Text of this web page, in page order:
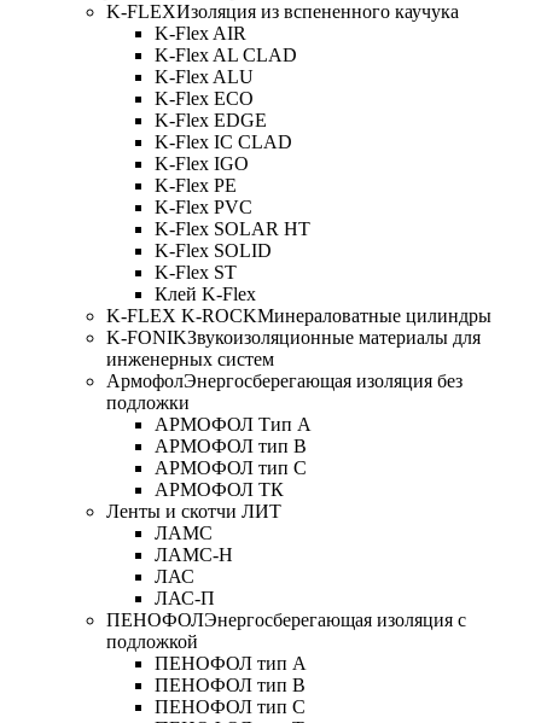
K-FLEXИзоляция из вспененного каучука
K-Flex AIR
K-Flex AL CLAD
K-Flex ALU
K-Flex ECO
K-Flex EDGE
K-Flex IC CLAD
K-Flex IGO
K-Flex PE
K-Flex PVC
K-Flex SOLAR HT
K-Flex SOLID
K-Flex ST
Клей K-Flex
K-FLEX K-ROCKМинераловатные цилиндры
K-FONIKЗвукоизоляционные материалы для
инженерных систем
АрмофолЭнергосберегающая изоляция без
подложки
АРМОФОЛ Тип А
АРМОФОЛ тип В
АРМОФОЛ тип C
АРМОФОЛ ТК
Ленты и скотчи ЛИТ
ЛАМС
ЛАМС-Н
ЛАС
ЛАС-П
ПЕНОФОЛЭнергосберегающая изоляция с
подложкой
ПЕНОФОЛ тип А
ПЕНОФОЛ тип B
ПЕНОФОЛ тип C